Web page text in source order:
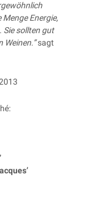
Ener­gie,
Sie soll­ten gut
sagt